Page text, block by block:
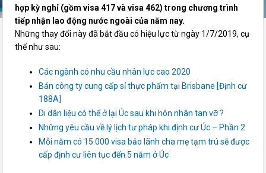
hợp kỳ nghỉ (gồm visa 417 và visa 462) trong chương trình
tiếp nhận lao động nước ngoài của năm nay.
Những thay đổi này đã bắt đầu có hiệu lực từ ngày 1/7/2019, cụ
thể như sau:
Các ngành có nhu cầu nhân lực cao 2020
Bán công ty cung cấp sỉ thực phẩm tại Brisbane [Định cư
188A]
Di dân liệu có thể ở lại Úc sau khi hôn nhân tan vỡ ?
Những yêu cầu về lý lịch tư pháp khi định cư Úc – Phần 2
Mỗi năm có 15.000 visa bảo lãnh cha mẹ tạm trú sẽ được
cấp định cư liên tục đến 5 năm ở Úc